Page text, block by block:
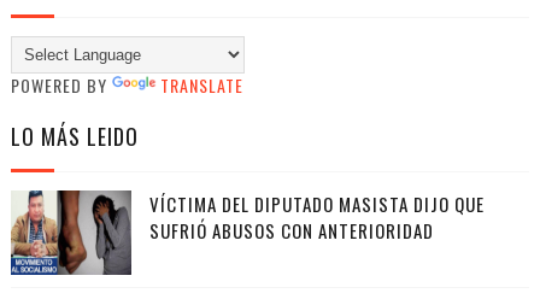
POWERED BY TRANSLATE
LO MÁS LEIDO
VÍCTIMA DEL DIPUTADO MASISTA DIJO QUE
SUFRIÓ ABUSOS CON ANTERIORIDAD